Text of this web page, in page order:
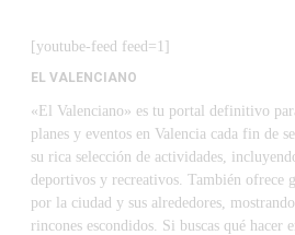
[youtube-feed feed=1]
EL VALENCIANO
«El Valenciano» es tu portal definitivo
planes y eventos en Valencia cada fin de
su rica selección de actividades,
deportivos y recreativos. También ofrece
por la ciudad y sus alrededores,
rincones escondidos. Si buscas qué hacer